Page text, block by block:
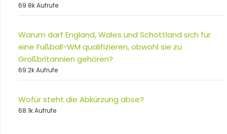
69.8k Aufrufe
Warum darf England, Wales und Schottland sich für
eine Fußball-WM qualifizieren, obwohl sie zu
Großbritannien gehören?
69.2k Aufrufe
Wofür steht die Abkürzung abse?
68.1k Aufrufe